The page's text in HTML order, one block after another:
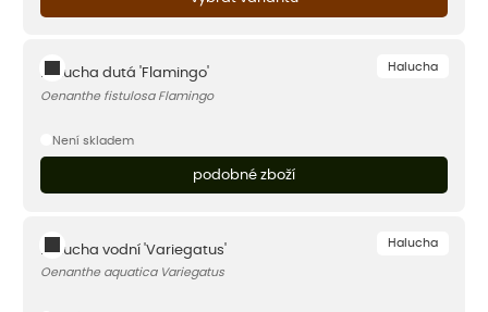
Halucha
Halucha dutá 'Flamingo'
Oenanthe fistulosa Flamingo
Není skladem
podobné zboží
Halucha
Halucha vodní 'Variegatus'
Oenanthe aquatica Variegatus